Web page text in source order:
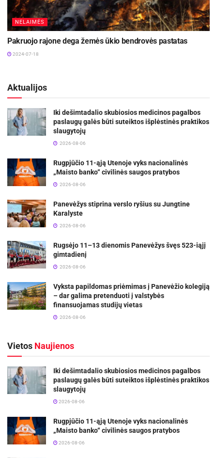
NELAIMĖS
Pakruojo rajone dega žemės ūkio bendrovės pastatas
2024-07-18
Aktualijos
Iki dešimtadalio skubiosios medicinos pagalbos
paslaugų galės būti suteiktos išplėstinės praktikos
slaugytojų
2026-08-06
Rugpjūčio 11-ąją Utenoje vyks nacionalinės
„Maisto banko“ civilinės saugos pratybos
2026-08-06
Panevėžys stiprina verslo ryšius su Jungtine
Karalyste
2026-08-06
Rugsėjo 11–13 dienomis Panevėžys švęs 523-iąjį
gimtadienį
2026-08-06
Vyksta papildomas priėmimas į Panevėžio kolegiją
– dar galima pretenduoti į valstybės
finansuojamas studijų vietas
2026-08-06
Vietos Naujienos
Iki dešimtadalio skubiosios medicinos pagalbos
paslaugų galės būti suteiktos išplėstinės praktikos
slaugytojų
2026-08-06
Rugpjūčio 11-ąją Utenoje vyks nacionalinės
„Maisto banko“ civilinės saugos pratybos
2026-08-06